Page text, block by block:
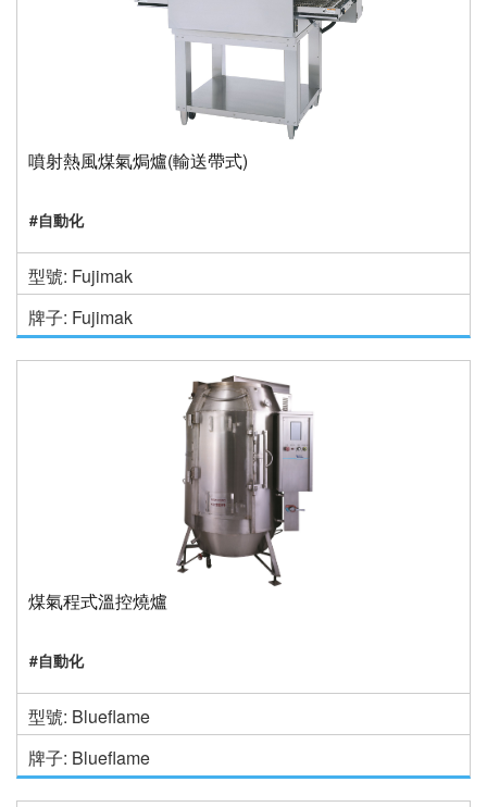
噴射熱風煤氣焗爐(輸送帶式)
#自動化
型號: Fujimak
牌子: Fujimak
煤氣程式溫控燒爐
#自動化
型號: Blueflame
牌子: Blueflame